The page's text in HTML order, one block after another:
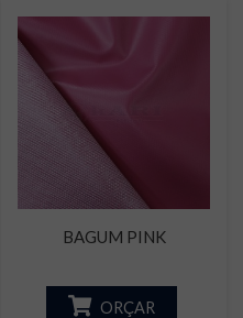
BAGUM PINK
ORÇAR